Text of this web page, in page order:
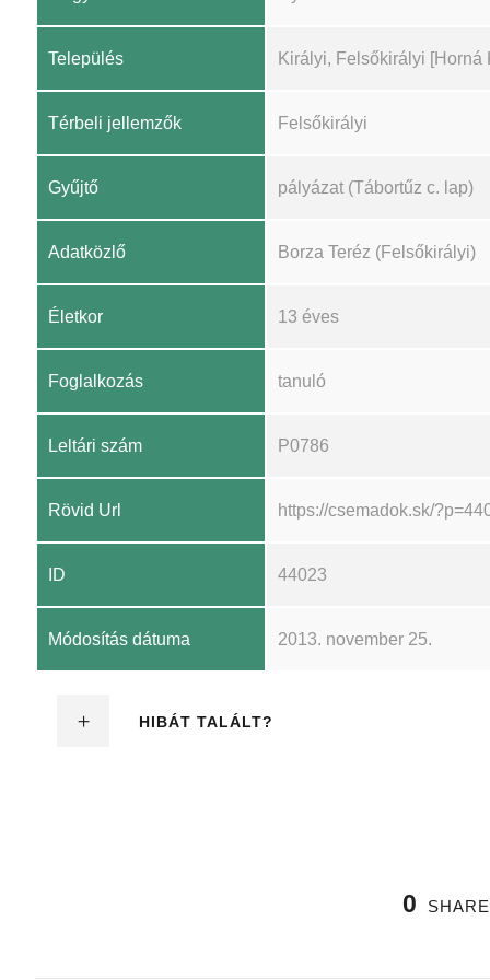
Település Királyi, Felsőkirályi [Horná
Térbeli jellemzők Felsőkirályi
Gyűjtő pályázat (Tábortűz c. lap)
Adatközlő Borza Teréz (Felsőkirályi)
Életkor 13 éves
Foglalkozás tanuló
Leltári szám P0786
Rövid Url https://csemadok.sk/
ID 44023
Módosítás dátuma 2013. november 25.
HIBÁT TALÁLT?
0